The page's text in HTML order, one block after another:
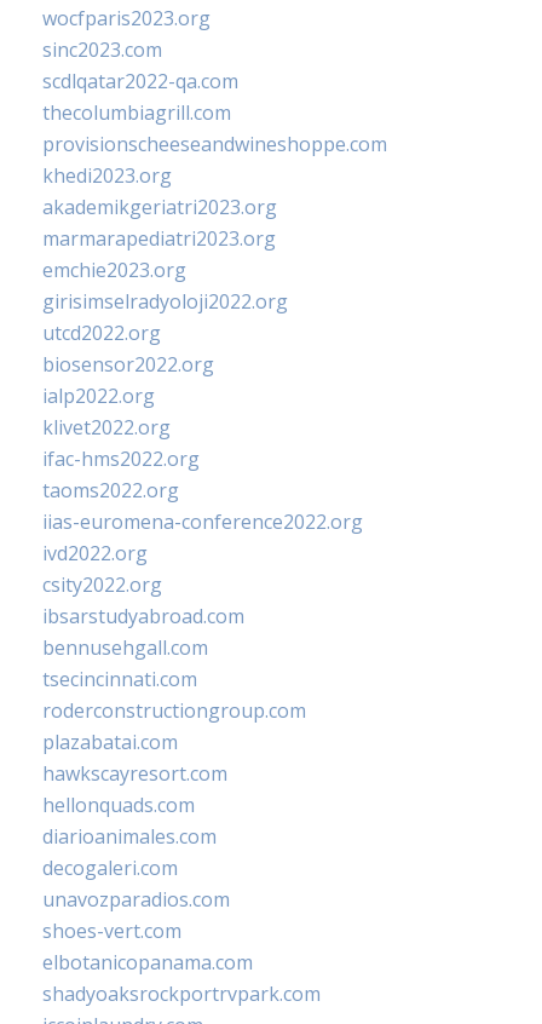
wocfparis2023.org
sinc2023.com
scdlqatar2022-qa.com
thecolumbiagrill.com
provisionscheeseandwineshoppe.com
khedi2023.org
akademikgeriatri2023.org
marmarapediatri2023.org
emchie2023.org
girisimselradyoloji2022.org
utcd2022.org
biosensor2022.org
ialp2022.org
klivet2022.org
ifac-hms2022.org
taoms2022.org
iias-euromena-conference2022.org
ivd2022.org
csity2022.org
ibsarstudyabroad.com
bennusehgall.com
tsecincinnati.com
roderconstructiongroup.com
plazabatai.com
hawkscayresort.com
hellonquads.com
diarioanimales.com
decogaleri.com
unavozparadios.com
shoes-vert.com
elbotanicopanama.com
shadyoaksrockportrvpark.com